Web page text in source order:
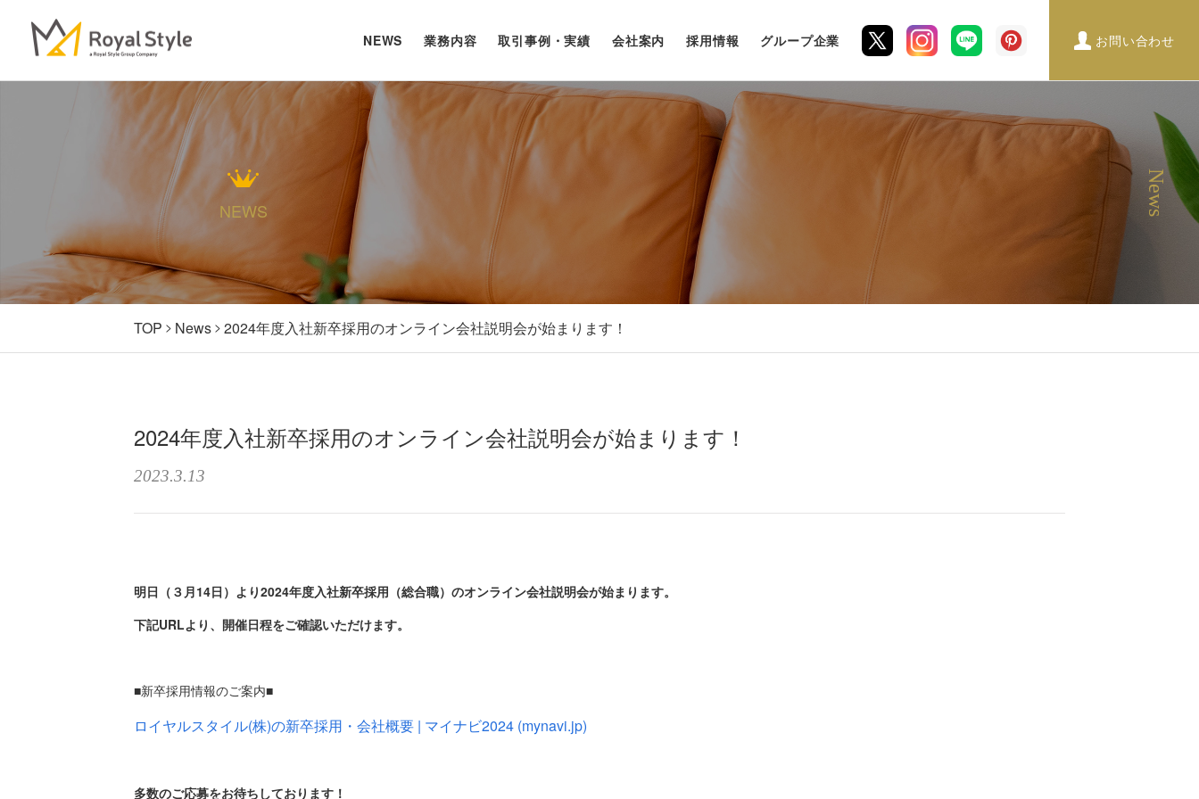
NEWS 業務内容 取引事例・実績 会社案内 採用情報 グループ企業 お問い合わせ
News
NEWS
TOP News 2024年度入社新卒採用のオンライン会社説明会が始まります！
2024年度入社新卒採用のオンライン会社説明会が始まります！
2023.3.13
明日（３月14日）より2024年度入社新卒採用（総合職）のオンライン会社説明会が始まります。
下記URLより、開催日程をご確認いただけます。
■新卒採用情報のご案内■
ロイヤルスタイル(株)の新卒採用・会社概要 | マイナビ2024 (mynavi.jp)
多数のご応募をお待ちしております！